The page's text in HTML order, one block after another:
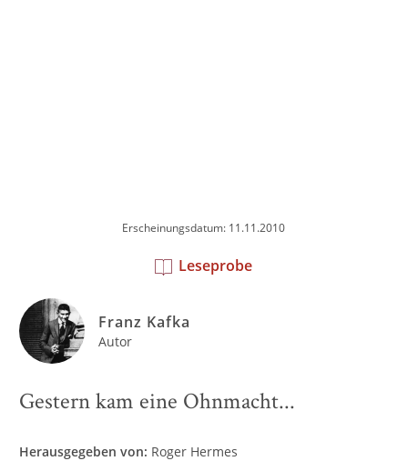
Erscheinungsdatum: 11.11.2010
Leseprobe
Franz Kafka
Autor
Gestern kam eine Ohnmacht...
Herausgegeben von: Roger Hermes